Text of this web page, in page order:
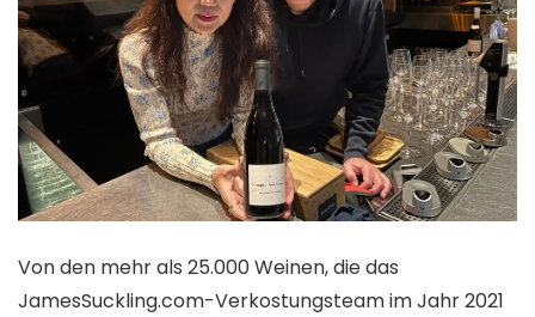
Von den mehr als 25.000 Weinen, die das
JamesSuckling.com-Verkostungsteam im Jahr 2021